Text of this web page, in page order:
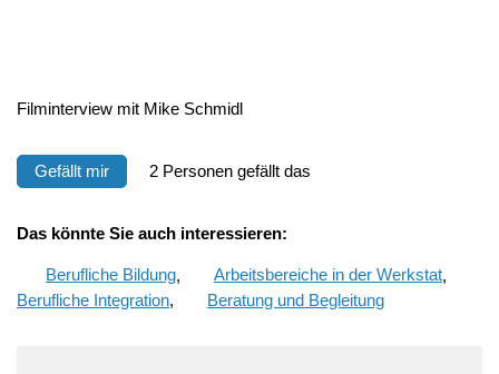
Filminterview mit Mike Schmidl
Gefällt mir 2 Personen gefällt das
Das könnte Sie auch interessieren:
Berufliche Bildung Arbeitsbereiche in der Werkstat
Berufliche Integration, Beratung und Begleitung